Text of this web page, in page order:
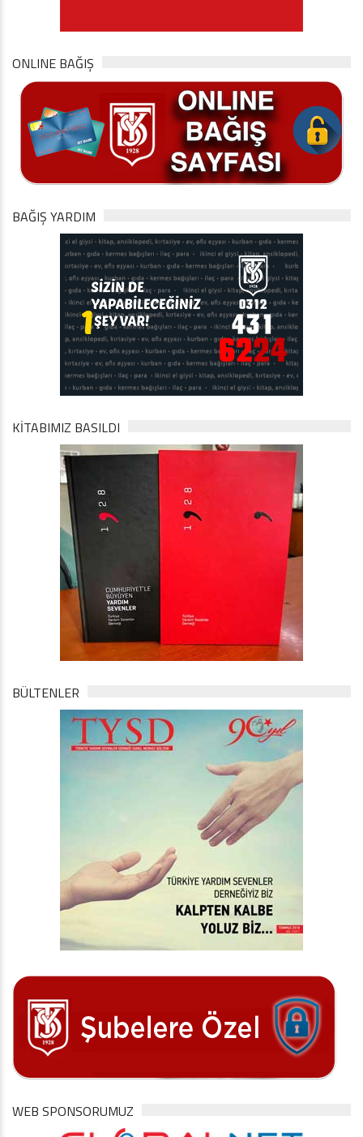
ONLINE BAĞIŞ
BAĞIŞ YARDIM
KİTABIMIZ BASILDI
BÜLTENLER
WEB SPONSORUMUZ